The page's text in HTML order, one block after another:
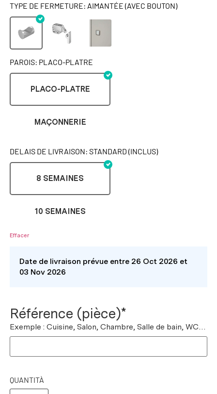
TYPE DE FERMETURE: AIMANTÉE (AVEC BOUTON)
PAROIS: PLACO-PLATRE
PLACO-PLATRE
MAÇONNERIE
DELAIS DE LIVRAISON: STANDARD (INCLUS)
8 SEMAINES
10 SEMAINES
Effacer
Date de livraison prévue entre 26 Oct 2026 et
03 Nov 2026
Référence (pièce)*
Exemple : Cuisine, Salon, Chambre, Salle de bain, WC…
QUANTITÀ